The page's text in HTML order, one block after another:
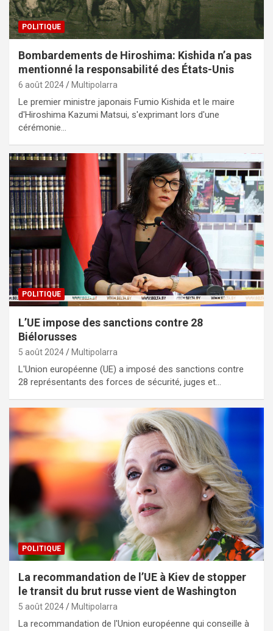
POLITIQUE
Bombardements de Hiroshima: Kishida n’a pas
mentionné la responsabilité des États-Unis
6 août 2024 Multipolarra
Le premier ministre japonais Fumio Kishida et le maire
d'Hiroshima Kazumi Matsui, s'exprimant lors d'une
cérémonie…
POLITIQUE
L’UE impose des sanctions contre 28
Biélorusses
5 août 2024 Multipolarra
L'Union européenne (UE) a imposé des sanctions contre
28 représentants des forces de sécurité, juges et…
POLITIQUE
La recommandation de l’UE à Kiev de stopper
le transit du brut russe vient de Washington
5 août 2024 Multipolarra
La recommandation de l'Union européenne qui conseille à